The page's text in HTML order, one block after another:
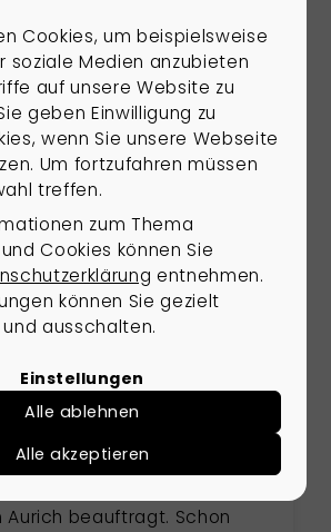
finden Sie Bewertungen
und unsere Auszeichnungen.
von Ihren positiven Stimmen
erfahren Sie mehr über unsere
erster Hand.
SCHMIDTKE
Herrn Rosenboom mit
Aurich beauftragt. Schon
Cookies, um beispielsweise
soziale Medien anzubieten
auf unsere Website zu
geben Einwilligung zu
wenn Sie unsere Webseite
Um fortzufahren müssen
treffen.
zum Thema
Cookies können Sie
entnehmen.
können Sie gezielt
ausschalten.
Einstellungen
Alle ablehnen
Alle akzeptieren